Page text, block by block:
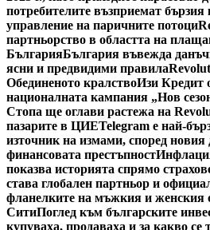
потребителите възприемат бързия
управление на паричните потоци
партньорство в областта на
БългарияБългария въвежда
ясни и предвидими правила
Обединеното кралствоИзи Кредит
националната кампания „Нов
Стопа ще оглави растежа на
пазарите в ЦИЕTelegram е най-
източник на измами, според новия
финансовата престъпност
показва историята спрямо
става глобален партньор и
фланелките на мъжкия и женския
СитиПоглед към българските
купуваха, продаваха и за какво се